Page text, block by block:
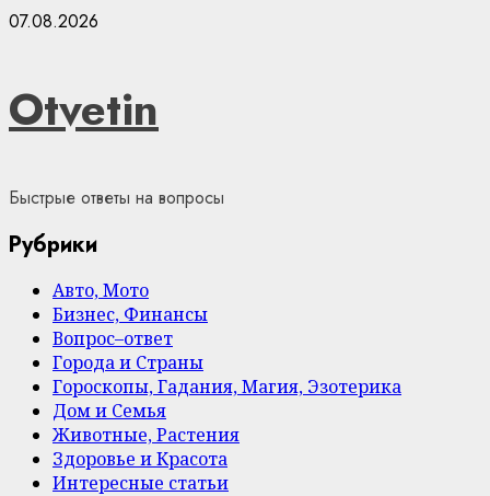
Skip
07.08.2026
Otvetin
Быстрые ответы на вопросы
Рубрики
Авто, Мото
Бизнес, Финансы
Вопрос–ответ
Города и Страны
Гороскопы, Гадания, Магия, Эзотерика
Дом и Семья
Животные, Растения
Здоровье и Красота
Интересные статьи